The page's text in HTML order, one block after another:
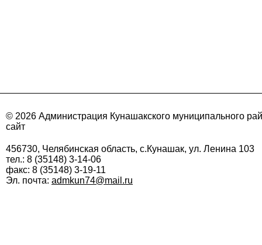
© 2026 Администрация Кунашакского муниципального
сайт
456730, Челябинская область, с.Кунашак, ул. Ленина 103
тел.: 8 (35148) 3-14-06
факс: 8 (35148) 3-19-11
Эл. почта: admkun74@mail.ru